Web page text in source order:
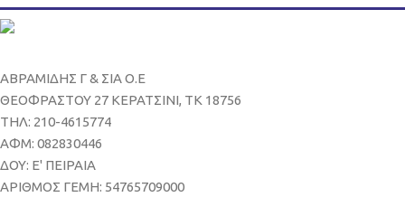
ΑΒΡΑΜΙΔΗΣ Γ & ΣΙΑ Ο.Ε
ΘΕΟΦΡΑΣΤΟΥ 27 ΚΕΡΑΤΣΙΝΙ, ΤΚ 18756
ΤΗΛ: 210-4615774
ΑΦΜ: 082830446
ΔΟΥ: Ε' ΠΕΙΡΑΙΑ
ΑΡΙΘΜΟΣ ΓΕΜΗ: 54765709000